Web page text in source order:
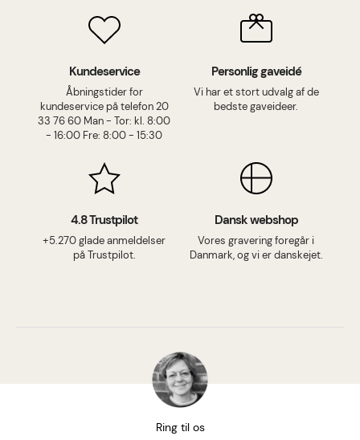
Kundeservice
Åbningstider for
kundeservice på telefon 20
33 76 60 Man - Tor: kl. 8:00
- 16:00 Fre: 8:00 - 15:30
Personlig gaveidé
Vi har et stort udvalg af de
bedste gaveideer.
4.8 Trustpilot
+5.270 glade anmeldelser
på Trustpilot.
Dansk webshop
Vores gravering foregår i
Danmark, og vi er danskejet.
Ring til os